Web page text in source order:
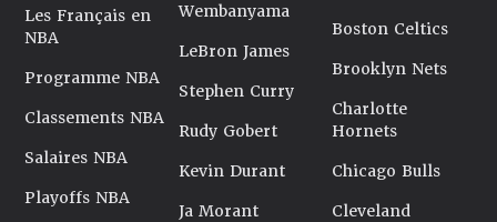
Les Français en
NBA
Programme NBA
Classements NBA
Salaires NBA
Playoffs NBA
Wembanyama
LeBron James
Stephen Curry
Rudy Gobert
Kevin Durant
Ja Morant
Boston Celtics
Brooklyn Nets
Charlotte
Hornets
Chicago Bulls
Cleveland